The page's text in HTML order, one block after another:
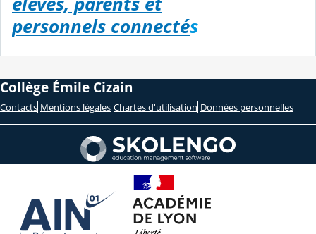
personnels connectés
Collège Émile Cizain
Contacts Mentions légales Chartes d'utilisation Données personnelles